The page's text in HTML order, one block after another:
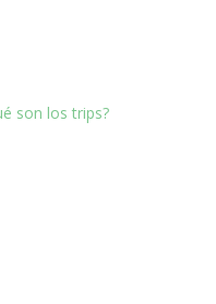
son los trips?